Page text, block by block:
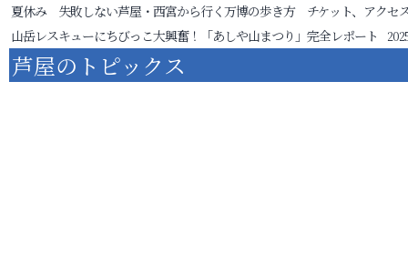
夏休み 失敗しない芦屋・西宮から行く万博の歩き方 チケット、アクセ
山岳レスキューにちびっこ大興奮！「あしや山まつり」完全レポート
芦屋のトピックス